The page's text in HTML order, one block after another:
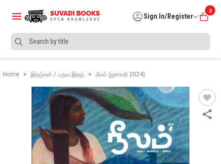
Sign In/Register
0
Home இதழ்கள் / பருவ இதழ் நீலம் (ஜனவரி 2024)